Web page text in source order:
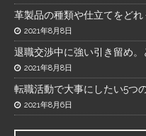
革製品の種類や仕立てをど
2021年8月8日
退職交渉中に強い引き留め。
2021年8月8日
転職活動で大事にしたい5つ
2021年8月6日